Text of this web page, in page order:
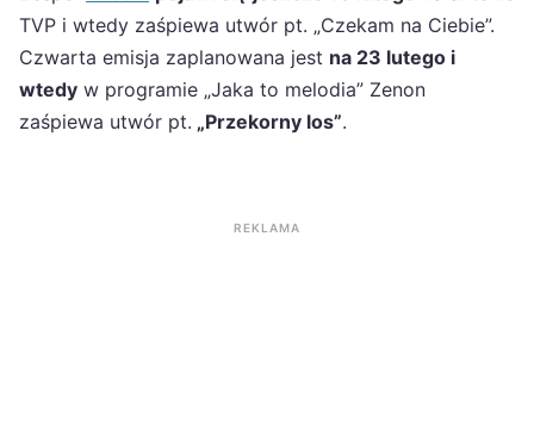
TVP i wtedy zaśpiewa utwór pt. „Czekam na Ciebie”.
Czwarta emisja zaplanowana jest na 23 lutego i
wtedy w programie „Jaka to melodia” Zenon
zaśpiewa utwór pt. „Przekorny los”.
REKLAMA